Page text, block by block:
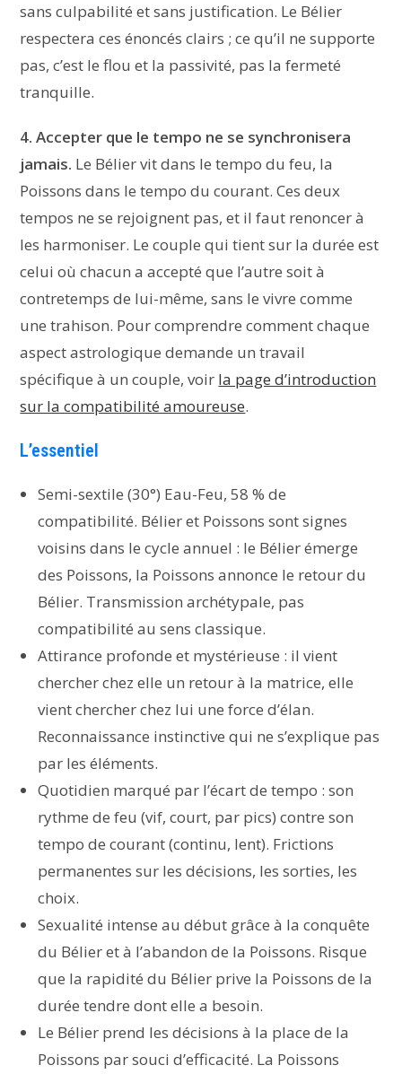
sans culpabilité et sans justification. Le Bélier
respectera ces énoncés clairs ; ce qu’il ne supporte
pas, c’est le flou et la passivité, pas la fermeté
tranquille.
4. Accepter que le tempo ne se synchronisera
jamais. Le Bélier vit dans le tempo du feu, la
Poissons dans le tempo du courant. Ces deux
tempos ne se rejoignent pas, et il faut renoncer à
les harmoniser. Le couple qui tient sur la durée est
celui où chacun a accepté que l’autre soit à
contretemps de lui-même, sans le vivre comme
une trahison. Pour comprendre comment chaque
aspect astrologique demande un travail
spécifique à un couple, voir la page d’introduction
sur la compatibilité amoureuse.
L’essentiel
Semi-sextile (30°) Eau-Feu, 58 % de
compatibilité. Bélier et Poissons sont signes
voisins dans le cycle annuel : le Bélier émerge
des Poissons, la Poissons annonce le retour du
Bélier. Transmission archétypale, pas
compatibilité au sens classique.
Attirance profonde et mystérieuse : il vient
chercher chez elle un retour à la matrice, elle
vient chercher chez lui une force d’élan.
Reconnaissance instinctive qui ne s’explique pas
par les éléments.
Quotidien marqué par l’écart de tempo : son
rythme de feu (vif, court, par pics) contre son
tempo de courant (continu, lent). Frictions
permanentes sur les décisions, les sorties, les
choix.
Sexualité intense au début grâce à la conquête
du Bélier et à l’abandon de la Poissons. Risque
que la rapidité du Bélier prive la Poissons de la
durée tendre dont elle a besoin.
Le Bélier prend les décisions à la place de la
Poissons par souci d’efficacité. La Poissons